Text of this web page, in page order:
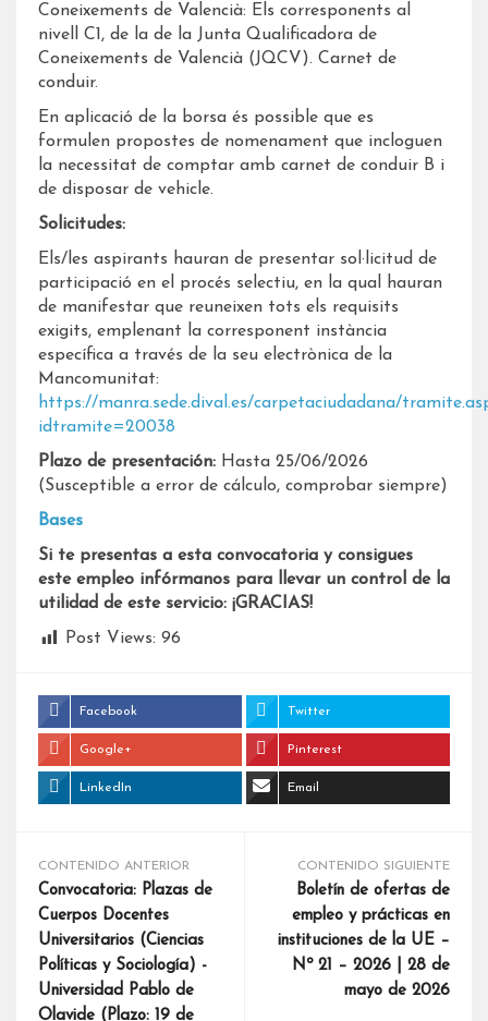
Coneixements de Valencià: Els corresponents al
nivell C1, de la de la Junta Qualificadora de
Coneixements de Valencià (JQCV). Carnet de
conduir.
En aplicació de la borsa és possible que es
formulen propostes de nomenament que incloguen
la necessitat de comptar amb carnet de conduir B i
de disposar de vehicle.
Solicitudes:
Els/les aspirants hauran de presentar sol·licitud de
participació en el procés selectiu, en la qual hauran
de manifestar que reuneixen tots els requisits
exigits, emplenant la corresponent instància
específica a través de la seu electrònica de la
Mancomunitat:
https://manra.sede.dival.es/carpetaciudadana/
idtramite=20038
Plazo de presentación: Hasta 25/06/2026
(Susceptible a error de cálculo, comprobar siempre)
Bases
Si te presentas a esta convocatoria y consigues
este empleo infórmanos para llevar un control de la
utilidad de este servicio: ¡GRACIAS!
Post Views: 96
Facebook Twitter
Google+ Pinterest
LinkedIn Email
CONTENIDO ANTERIOR
Convocatoria: Plazas de
Cuerpos Docentes
Universitarios (Ciencias
Políticas y Sociología) -
Universidad Pablo de
Olavide (Plazo: 19 de
CONTENIDO SIGUIENTE
Boletín de ofertas de
empleo y prácticas en
instituciones de la UE –
Nº 21 – 2026 | 28 de
mayo de 2026